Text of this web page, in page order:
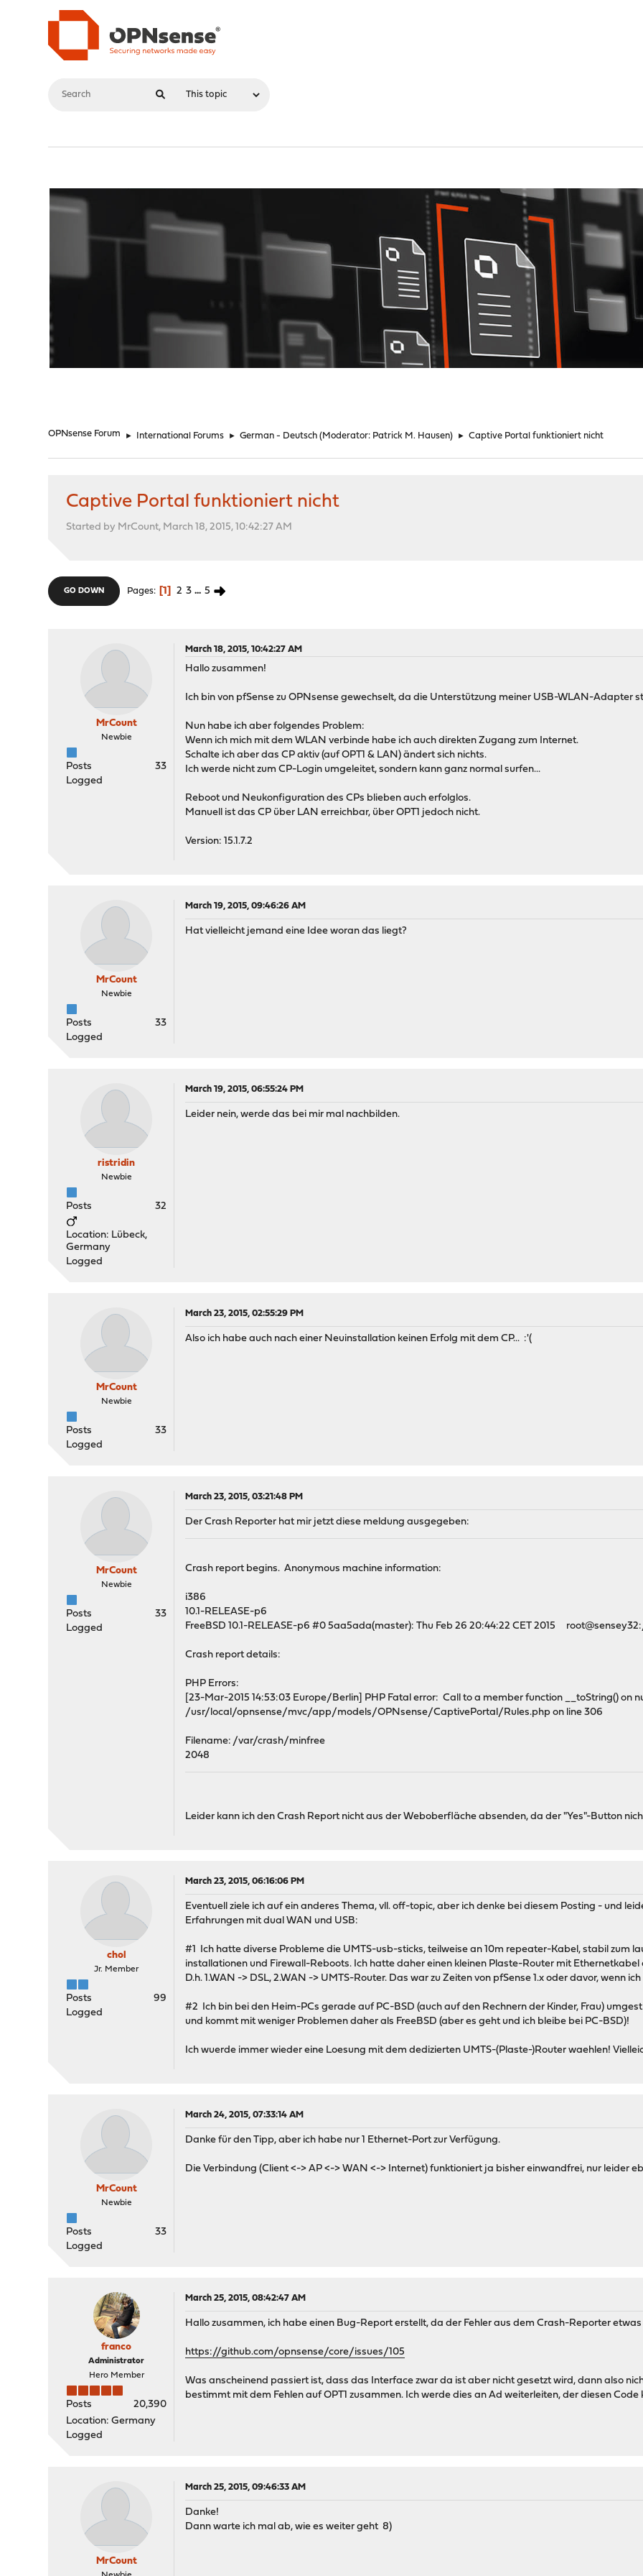
OPNsense Forum ► International Forums ► German - Deutsch (Moderator: Patrick M. Hausen) ► Captive Portal funktioniert nicht
Captive Portal funktioniert nicht
Started by MrCount, March 18, 2015, 10:42:27 AM
GO DOWN Pages 1 2 3 ... 5
MrCount
Newbie
Posts
33
Logged
March 18, 2015, 10:42:27 AM
Hallo zusammen!
Ich bin von pfSense zu OPNsense gewechselt, da die Unterstützung meiner USB-WLAN-Adapter
Nun habe ich aber folgendes Problem:
Wenn ich mich mit dem WLAN verbinde habe ich auch direkten Zugang zum Internet.
Schalte ich aber das CP aktiv (auf OPT1 & LAN) ändert sich nichts.
Ich werde nicht zum CP-Login umgeleitet, sondern kann ganz normal surfen...
Reboot und Neukonfiguration des CPs blieben auch erfolglos.
Manuell ist das CP über LAN erreichbar, über OPT1 jedoch nicht.
Version: 15.1.7.2
MrCount
Newbie
Posts
33
Logged
March 19, 2015, 09:46:26 AM
Hat vielleicht jemand eine Idee woran das liegt?
ristridin
Newbie
Posts 32
Location: Lübeck,
Germany
Logged
March 19, 2015, 06:55:24 PM
Leider nein, werde das bei mir mal nachbilden.
MrCount
Newbie
Posts
33
Logged
March 23, 2015, 02:55:29 PM
Also ich habe auch nach einer Neuinstallation keinen Erfolg mit dem CP... :'(
MrCount
Newbie
Posts
33
Logged
March 23, 2015, 03:21:48 PM
Der Crash Reporter hat mir jetzt diese meldung ausgegeben:
Crash report begins. Anonymous machine information:
i386
10.1-RELEASE-p6
FreeBSD 10.1-RELEASE-p6 #0 5aa5ada(master): Thu Feb 26 20:44:22 CET 2015
Crash report details:
PHP Errors:
[23-Mar-2015 14:53:03 Europe/Berlin] PHP Fatal error: Call to a member function __toString() on
/usr/local/opnsense/mvc/app/models/OPNsense/CaptivePortal/Rules.php on line 306
Filename: /var/crash/minfree
2048
Leider kann ich den Crash Report nicht aus der Weboberfläche absenden, da der "Yes"-Button
chol
Jr. Member
Posts
99
Logged
March 23, 2015, 06:16:06 PM
Eventuell ziele ich auf ein anderes Thema, vll. off-topic, aber ich denke bei diesem Posting - und
Erfahrungen mit dual WAN und USB:
#1 Ich hatte diverse Probleme die UMTS-usb-sticks, teilweise an 10m repeater-Kabel, stabil zum
installationen und Firewall-Reboots. Ich hatte daher einen kleinen Plaste-Router mit
D.h. 1.WAN -> DSL, 2.WAN -> UMTS-Router. Das war zu Zeiten von pfSense 1.x oder davor, wenn
#2 Ich bin bei den Heim-PCs gerade auf PC-BSD (auch auf den Rechnern der Kinder, Frau)
und kommt mit weniger Problemen daher als FreeBSD (aber es geht und ich bleibe bei PC-BSD)!
Ich wuerde immer wieder eine Loesung mit dem dedizierten UMTS-(Plaste-)Router waehlen!
MrCount
Newbie
Posts
33
Logged
March 24, 2015, 07:33:14 AM
Danke für den Tipp, aber ich habe nur 1 Ethernet-Port zur Verfügung.
Die Verbindung (Client <-> AP <-> WAN <-> Internet) funktioniert ja bisher einwandfrei, nur leider
franco
Administrator
Hero Member
Posts
20,390
Location: Germany
Logged
March 25, 2015, 08:42:47 AM
Hallo zusammen, ich habe einen Bug-Report erstellt, da der Fehler aus dem Crash-Reporter
https://github.com/opnsense/core/issues/105
Was anscheinend passiert ist, dass das Interface zwar da ist aber nicht gesetzt wird, dann also
bestimmt mit dem Fehlen auf OPT1 zusammen. Ich werde dies an Ad weiterleiten, der diesen Code
MrCount
March 25, 2015, 09:46:33 AM
Danke!
Dann warte ich mal ab, wie es weiter geht 8)